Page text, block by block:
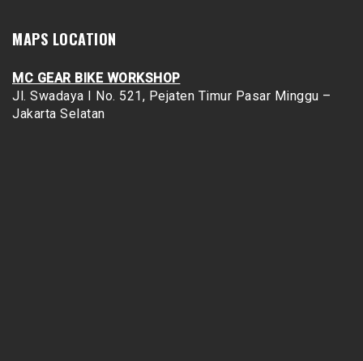
MAPS LOCATION
MC GEAR BIKE WORKSHOP
Jl. Swadaya I No. 521, Pejaten Timur Pasar Minggu –
Jakarta Selatan